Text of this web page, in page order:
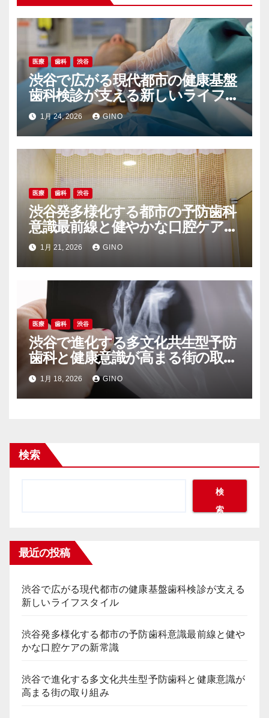
ン
医療 歯科 渋谷
渋谷で広がる現代都市の健康基盤
歯科検診が支える新しいライフス
タイル
1月 24, 2026 GINO
医療 歯科 渋谷
渋谷発多様化する都市の予防歯科
意識最前線と健やかな口腔ケアの
新常識
1月 21, 2026 GINO
医療 歯科 渋谷
渋谷で進化する多文化共生型予防
歯科と健康意識が高まる街の取り
組み
1月 18, 2026 GINO
検索
検
索
最近の投稿
渋谷で広がる現代都市の健康基盤歯科検診が支える
新しいライフスタイル
渋谷発多様化する都市の予防歯科意識最前線と健や
かな口腔ケアの新常識
渋谷で進化する多文化共生型予防歯科と健康意識が
高まる街の取り組み